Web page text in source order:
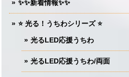
✨✨新着情報✨✨
⭐️ 光る！うちわシリーズ ⭐️
光るLED応援うちわ
光るLED応援うちわ/両面